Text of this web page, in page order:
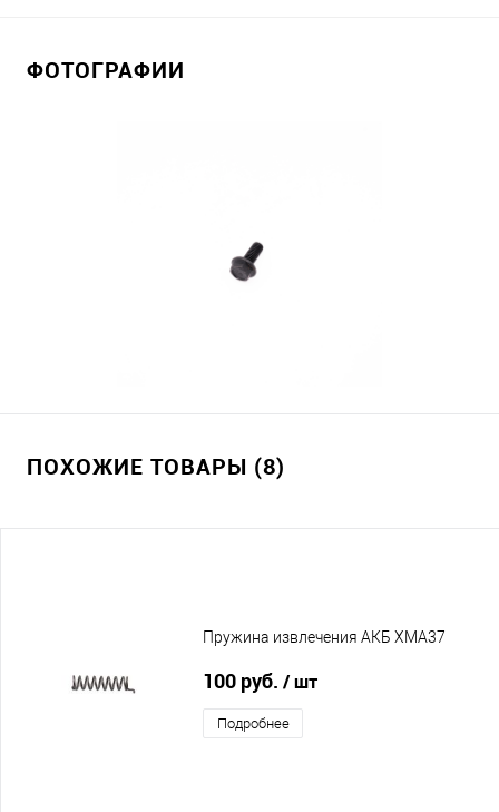
ФОТОГРАФИИ
ПОХОЖИЕ ТОВАРЫ (8)
Пружина извлечения АКБ XMA37
100 руб. / шт
Подробнее